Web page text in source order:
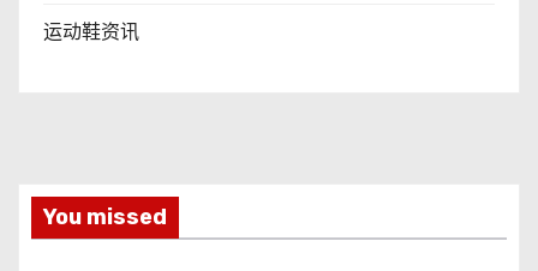
运动鞋资讯
You missed